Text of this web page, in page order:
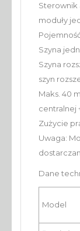
Sterownik
moduły
Szyna
Szyna
szyn
Maks. 40
centralnej
Zużycie
Uwaga:
Dane
Model